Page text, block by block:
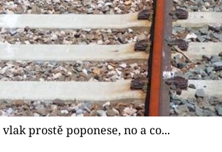
prostě poponese, no a co...